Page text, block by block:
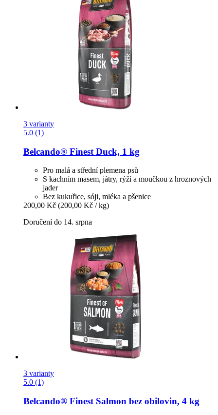
3 varianty
5.0 (1)
Belcando® Finest Duck, 1 kg
Pro malá a střední plemena psů
S kachním masem, játry, rýží a moučkou z hroznových
jader
Bez kukuřice, sóji, mléka a pšenice
200,00 Kč (200,00 Kč / kg)
Doručení do 14. srpna
3 varianty
5.0 (1)
Belcando® Finest Salmon bez obilovin, 4 kg